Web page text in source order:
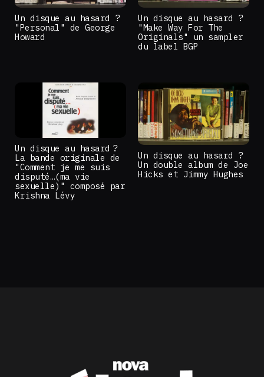
Un disque au hasard ?
"Personal" de George
Howard
Un disque au hasard ?
"Make Way For The
Originals" un sampler
du label BGP
Un disque au hasard ?
La bande originale de
"Comment je me suis
disputé…(ma vie
sexuelle)" composé par
Krishna Lévy
Un disque au hasard ?
Un double album de Joe
Hicks et Jimmy Hughes